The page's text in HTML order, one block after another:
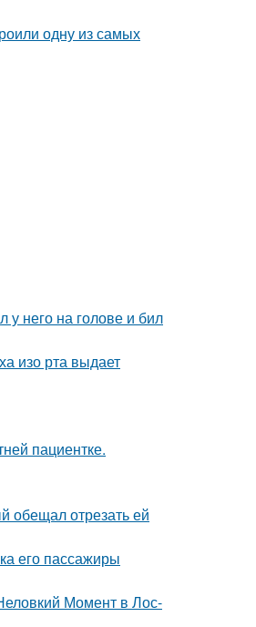
одну из самых
у него на голове и бил
изо рта выдает
пациентке.
обещал отрезать ей
его пассажиры
Момент в Лос-